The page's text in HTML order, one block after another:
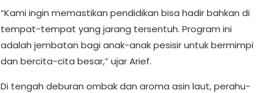
“Kami ingin memastikan pendidikan bisa hadir bahkan di
tempat-tempat yang jarang tersentuh. Program ini
adalah jembatan bagi anak-anak pesisir untuk bermimpi
dan bercita-cita besar,” ujar Arief.
Di tengah deburan ombak dan aroma asin laut, perahu-